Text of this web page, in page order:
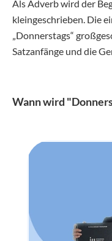
Als Adverb wird der
kleingeschrieben. Die
„Donnerstags“
Satzanfänge und die
Wann wird